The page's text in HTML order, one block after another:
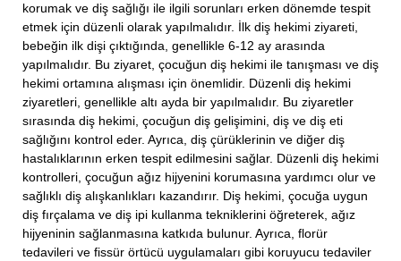
korumak ve diş sağlığı ile ilgili sorunları erken dönemde tespit
etmek için düzenli olarak yapılmalıdır. İlk diş hekimi ziyareti,
bebeğin ilk dişi çıktığında, genellikle 6-12 ay arasında
yapılmalıdır. Bu ziyaret, çocuğun diş hekimi ile tanışması ve diş
hekimi ortamına alışması için önemlidir. Düzenli diş hekimi
ziyaretleri, genellikle altı ayda bir yapılmalıdır. Bu ziyaretler
sırasında diş hekimi, çocuğun diş gelişimini, diş ve diş eti
sağlığını kontrol eder. Ayrıca, diş çürüklerinin ve diğer diş
hastalıklarının erken tespit edilmesini sağlar. Düzenli diş hekimi
kontrolleri, çocuğun ağız hijyenini korumasına yardımcı olur ve
sağlıklı diş alışkanlıkları kazandırır. Diş hekimi, çocuğa uygun
diş fırçalama ve diş ipi kullanma tekniklerini öğreterek, ağız
hijyeninin sağlanmasına katkıda bulunur. Ayrıca, florür
tedavileri ve fissür örtücü uygulamaları gibi koruyucu tedaviler